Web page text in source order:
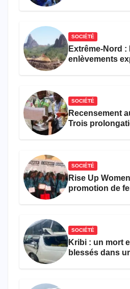
SOCIÉTÉ
Extrême-Nord :
enlèvements
SOCIÉTÉ
Recensement
Trois
SOCIÉTÉ
Rise Up
promotion de
SOCIÉTÉ
Kribi : un mort
blessés dans